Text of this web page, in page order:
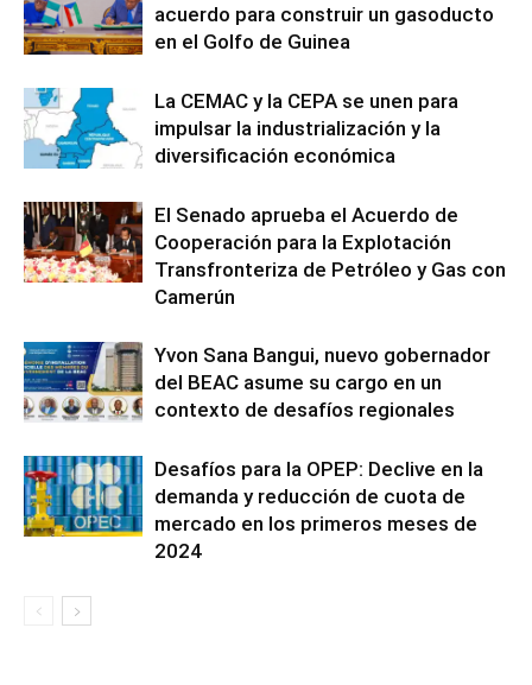
acuerdo para construir un gasoducto
en el Golfo de Guinea
La CEMAC y la CEPA se unen para
impulsar la industrialización y la
diversificación económica
El Senado aprueba el Acuerdo de
Cooperación para la Explotación
Transfronteriza de Petróleo y Gas con
Camerún
Yvon Sana Bangui, nuevo gobernador
del BEAC asume su cargo en un
contexto de desafíos regionales
Desafíos para la OPEP: Declive en la
demanda y reducción de cuota de
mercado en los primeros meses de
2024